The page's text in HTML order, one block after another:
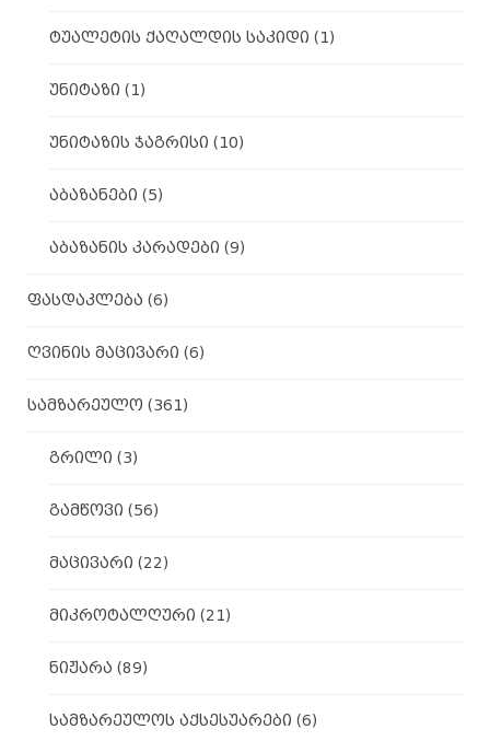
ტუალეტის ქაღალდის საკიდი (1)
უნიტაზი (1)
უნიტაზის ჯაგრისი (10)
აბაზანები (5)
აბაზანის კარადები (9)
ფასდაკლება (6)
ღვინის მაცივარი (6)
სამზარეულო (361)
გრილი (3)
გამწოვი (56)
მაცივარი (22)
მიკროტალღური (21)
ნიჟარა (89)
სამზარეულოს აქსესუარები (6)